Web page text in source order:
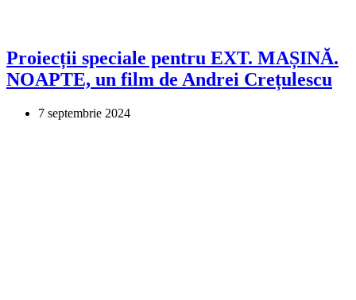
Proiecții speciale pentru EXT. MAȘINĂ.
NOAPTE, un film de Andrei Crețulescu
7 septembrie 2024